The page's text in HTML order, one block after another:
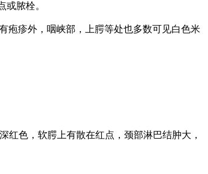
脓栓。
疹外，咽峡部，上腭等处也多数可见白色米
色，软腭上有散在红点，颈部淋巴结肿大，